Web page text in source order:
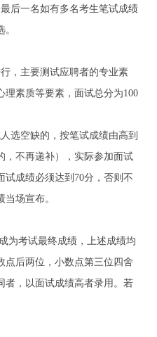
后一名如有多名考生笔试成绩
，主要测试应聘者的专业素
理素质等要素，面试总分为100
选空缺的，按笔试成绩由高到
，不再递补），实际参加面试
试成绩必须达到70分，否则不
场宣布。
为考试最终成绩，上述成绩均
点后两位，小数点第三位四舍
者，以面试成绩高者录用。若